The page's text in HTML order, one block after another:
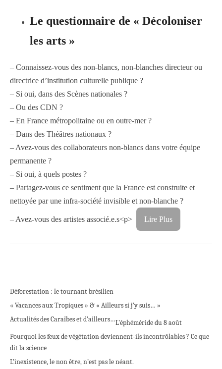
Le questionnaire de « Décoloniser
les arts »
– Connaissez-vous des non-blancs, non-blanches directeur ou
directrice d’institution culturelle publique ?
– Si oui, dans des Scènes nationales ?
– Ou des CDN ?
– En France métropolitaine ou en outre-mer ?
– Dans des Théâtres nationaux ?
– Avez-vous des collaborateurs non-blancs dans votre équipe
permanente ?
– Si oui, à quels postes ?
– Partagez-vous ce sentiment que la France est construite et
nettoyée par une infra-société invisible et non-blanche ?
– Avez-vous des artistes associé.e.s<p> Lire Plus
Déforestation : le tournant brésilien
« Vacances aux Tropiques » & « Ailleurs si j’y suis… »
Actualités des Caraïbes et d’ailleurs…L’éphéméride du 8 août
Pourquoi les feux de végétation deviennent-ils incontrôlables ? Ce que
dit la science
L’inexistence, le non être, n’est pas le néant.